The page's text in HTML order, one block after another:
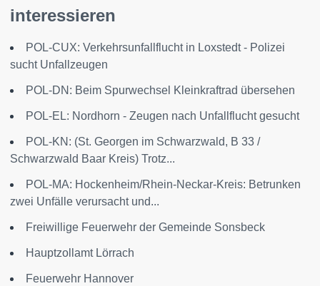
interessieren
POL-CUX: Verkehrsunfallflucht in Loxstedt - Polizei
sucht Unfallzeugen
POL-DN: Beim Spurwechsel Kleinkraftrad übersehen
POL-EL: Nordhorn - Zeugen nach Unfallflucht gesucht
POL-KN: (St. Georgen im Schwarzwald, B 33 /
Schwarzwald Baar Kreis) Trotz...
POL-MA: Hockenheim/Rhein-Neckar-Kreis: Betrunken
zwei Unfälle verursacht und...
Freiwillige Feuerwehr der Gemeinde Sonsbeck
Hauptzollamt Lörrach
Feuerwehr Hannover